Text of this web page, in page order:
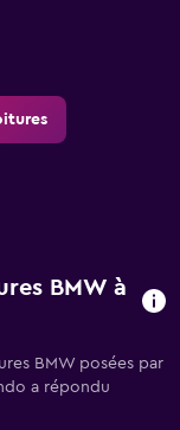
BMW à
BMW posées par
a répondu